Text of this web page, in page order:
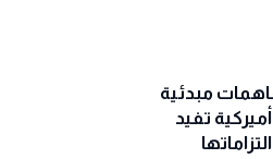
مبدئية
تفيد